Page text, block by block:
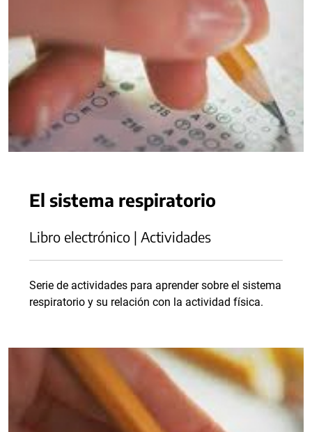
El sistema respiratorio
Libro electrónico | Actividades
Serie de actividades para aprender sobre el sistema
respiratorio y su relación con la actividad física.